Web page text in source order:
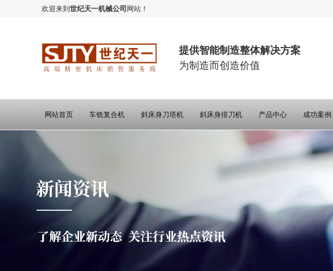
欢迎来到世纪天一机械公司 网站！
提供智能制造整体解决方案
为制造而创造价值
网站首页 车铣复合机 斜床身刀塔机 斜床身排刀机 产品中心 成功案例